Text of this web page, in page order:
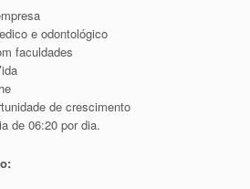
e odontológico
faculdades
de crescimento
de 06:20 por dia.